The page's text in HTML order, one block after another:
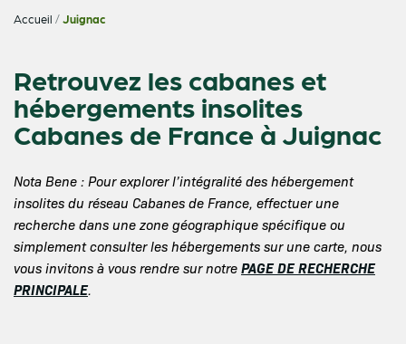
Accueil /Juignac
Retrouvez les cabanes et
hébergements insolites
Cabanes de France à Juignac
Nota Bene : Pour explorer l’intégralité des hébergement
insolites du réseau Cabanes de France, effectuer une
recherche dans une zone géographique spécifique ou
simplement consulter les hébergements sur une carte, nous
vous invitons à vous rendre sur notre PAGE DE RECHERCHE
PRINCIPALE.